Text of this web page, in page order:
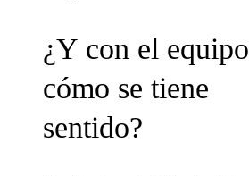
¿Y con el equipo
cómo se tiene
sentido?